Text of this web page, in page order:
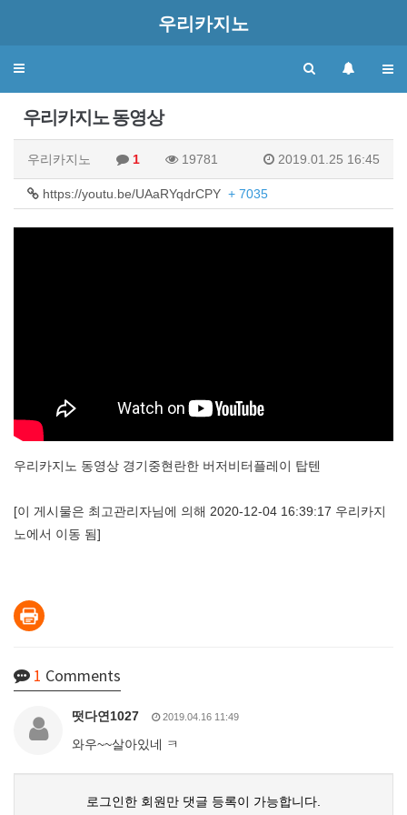
우리카지노
Toggle
우리카지노 동영상
우리카지노 1 19781 2019.01.25 16:45
https://youtu.be/UAaRYqdrCPY + 7035
우리카지노 동영상 경기중현란한 버저비터플레이 탑텐
[이 게시물은 최고관리자님에 의해 2020-12-04 16:39:17 우리카지
노에서 이동 됨]
1 Comments
떳다연1027 2019.04.16 11:49
와우~~살아있네 ㅋ
로그인한 회원만 댓글 등록이 가능합니다.